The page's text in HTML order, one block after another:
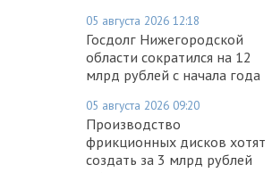
05 августа 2026 12:18
Госдолг Нижегородской
области сократился на 12
млрд рублей с начала года
05 августа 2026 09:20
Производство
фрикционных дисков хотят
создать за 3 млрд рублей